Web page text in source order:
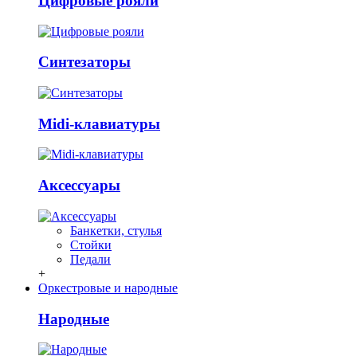
Синтезаторы
Midi-клавиатуры
Аксессуары
Банкетки, стулья
Стойки
Педали
+
Оркестровые и народные
Народные